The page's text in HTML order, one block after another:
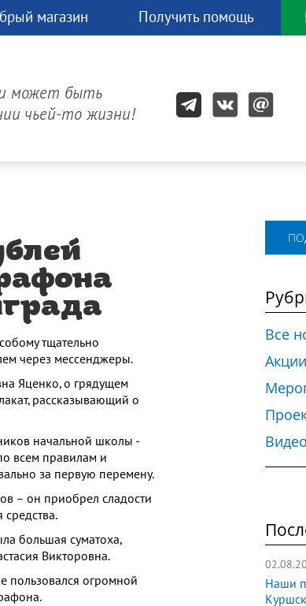
магазин Получить помощь
других
может быть
чьей-то жизни!
тщательно
через мессенджеры.
Яценко, о грядущем
рассказывающий о
начальной школы -
всем правилам и
за первую перемену.
– он приобрел сладости
большая суматоха,
Викторовна.
пользовался огромной
Все
Акции
Видео
Наши